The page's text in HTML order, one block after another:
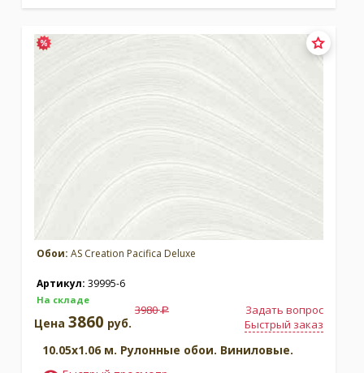
Обои: AS Creation Pacifica Deluxe
Артикул: 39995-6
На складе
Задать вопрос
Быстрый заказ
Цена 3860 руб.
3980a
10.05x1.06 м. Рулонные обои. Виниловые.